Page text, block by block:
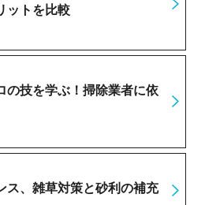
ットを比較
の技を学ぶ！掃除業者に依
ス、雑草対策と砂利の補充